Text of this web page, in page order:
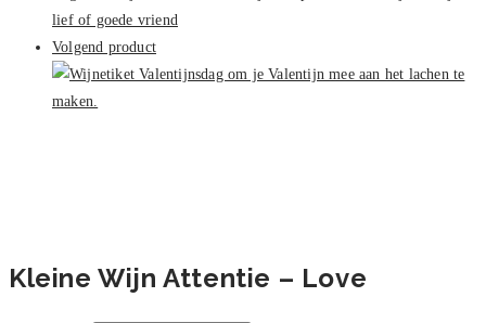
Volgend product
Kleine Wijn Attentie – Love